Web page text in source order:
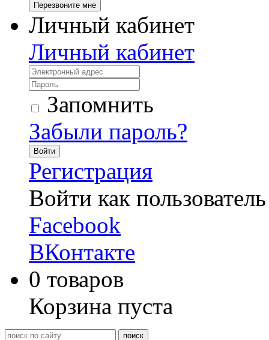
Перезвоните мне
Личный кабинет
Личный кабинет
Запомнить
Забыли пароль?
Войти
Регистрация
Войти как пользователь
Facebook
ВКонтакте
0 товаров
Корзина пуста